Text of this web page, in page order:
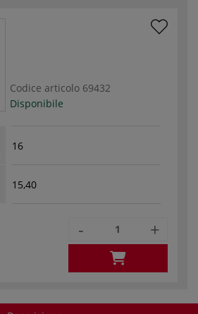
Codice articolo 69432
Disponibile
16
15,40
- +